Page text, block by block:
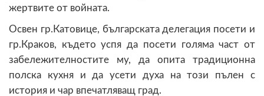
жертвите от войната.
Освен гр.Катовице, българската делегация посети и
гр.Краков, където успя да посети голяма част от
забележителностите му, да опита традиционна
полска кухня и да усети духа на този пълен с
история и чар впечатляващ град.